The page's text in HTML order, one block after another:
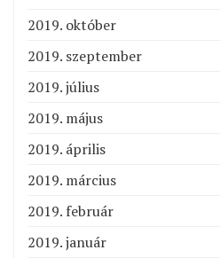
2019. október
2019. szeptember
2019. július
2019. május
2019. április
2019. március
2019. február
2019. január